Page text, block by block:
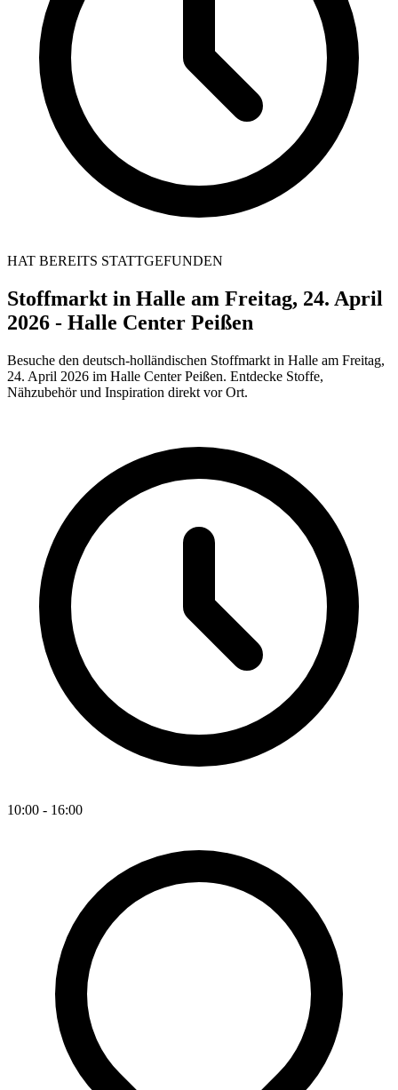
HAT BEREITS STATTGEFUNDEN
Stoffmarkt in Halle am Freitag, 24. April
2026 - Halle Center Peißen
Besuche den deutsch-holländischen Stoffmarkt in Halle am Freitag,
24. April 2026 im Halle Center Peißen. Entdecke Stoffe,
Nähzubehör und Inspiration direkt vor Ort.
10:00 - 16:00